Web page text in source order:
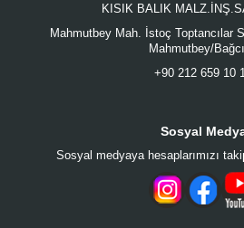
KISIK BALIK
Mahmutbey Mah. İstoç Toptancılar
Mahmutbey/
+90 212 659 10
Sosyal
Sosyal medyaya hesaplarımızı